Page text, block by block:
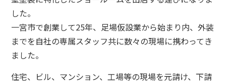
した。
一宮市で創業して25年、足場仮設業から始まり内、外装
までを自社の専属スタッフ共に数々の現場に携わってき
ました。
住宅、ビル、マンション、工場等の現場を元請け、下請